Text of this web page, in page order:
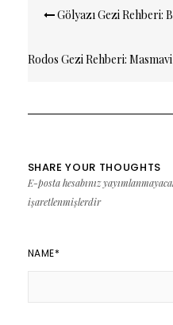
dolaşımı
Gölyazı Gezi Rehberi:
Rodos Gezi Rehberi:
SHARE YOUR THOUGHTS
E-posta hesabınız
işaretlenmişlerdir
NAME*